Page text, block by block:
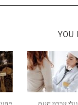
YOU